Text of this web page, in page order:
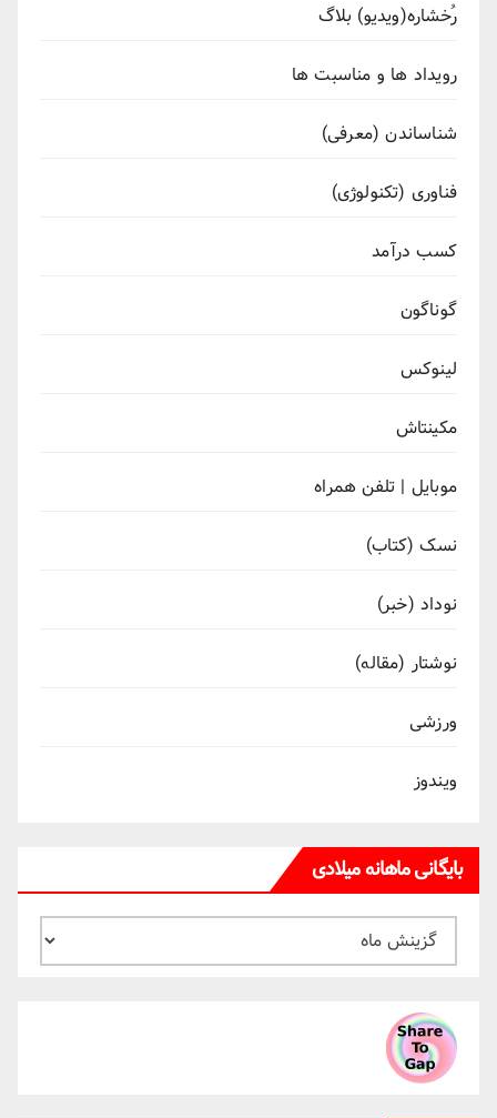
رُخشاره(ویدیو) بلاگ
رویداد ها و مناسبت ها
شناساندن (معرفی)
فناوری (تکنولوژی)
کسب درآمد
گوناگون
لینوکس
مکینتاش
موبایل | تلفن همراه
نسک (کتاب)
نوداد (خبر)
نوشتار (مقاله)
ورزشی
ویندوز
بایگانی ماهانه میلادی
بایگانی
ماهانه